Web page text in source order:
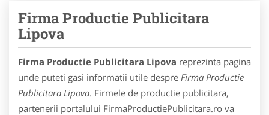
Firma Productie Publicitara
Lipova
Firma Productie Publicitara Lipova reprezinta pagina
unde puteti gasi informatii utile despre Firma Productie
Publicitara Lipova. Firmele de productie publicitara,
partenerii portalului FirmaProductiePublicitara.ro va